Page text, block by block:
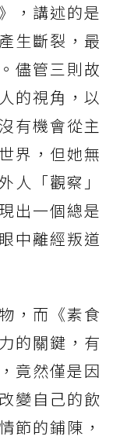
，講述的是
生斷裂，最
儘管三則故
的視角，以
有機會從主
世界，但她無
人「觀察」
出一個總是
中離經叛道
，而《素食
的關鍵，有
竟然僅是因
變自己的飲
節的鋪陳，